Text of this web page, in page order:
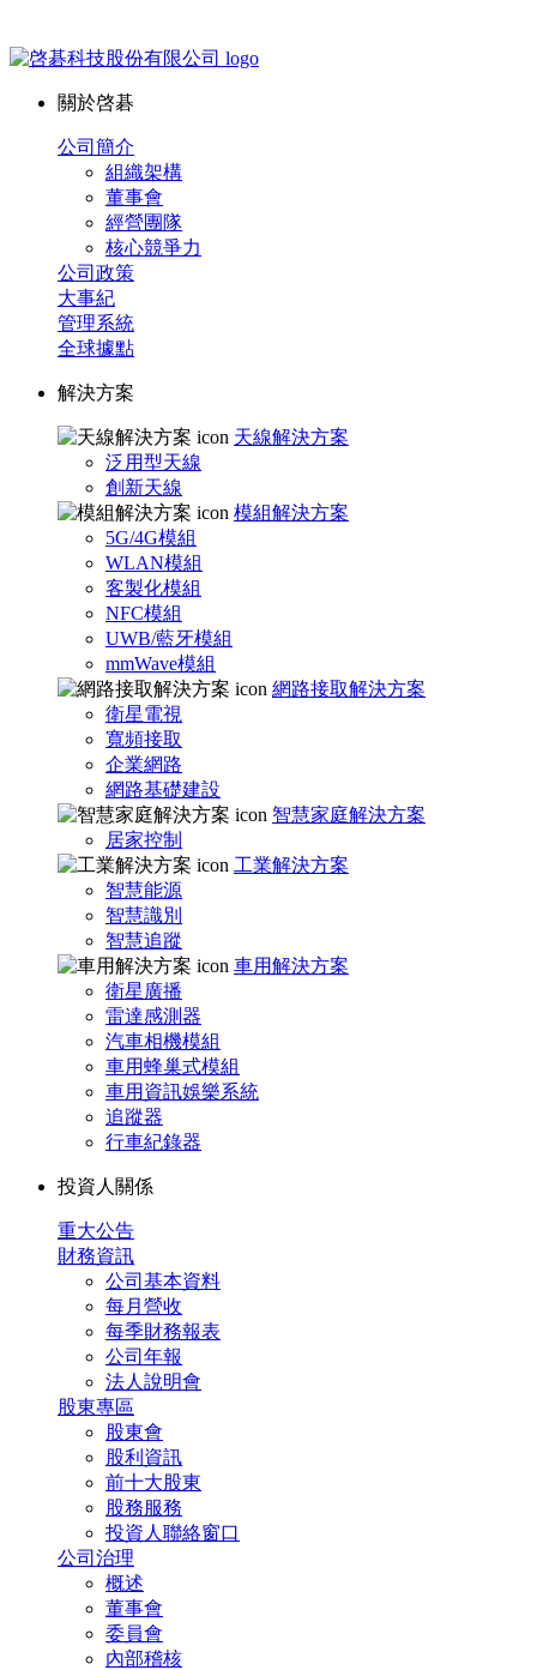
關於啓碁
公司簡介
組織架構
董事會
經營團隊
核心競爭力
公司政策
大事紀
管理系統
全球據點
解決方案
天線解決方案
泛用型天線
創新天線
模組解決方案
5G/4G模組
WLAN模組
客製化模組
NFC模組
UWB/藍牙模組
mmWave模組
網路接取解決方案
衛星電視
寬頻接取
企業網路
網路基礎建設
智慧家庭解決方案
居家控制
工業解決方案
智慧能源
智慧識別
智慧追蹤
車用解決方案
衛星廣播
雷達感測器
汽車相機模組
車用蜂巢式模組
車用資訊娛樂系統
追蹤器
行車紀錄器
投資人關係
重大公告
財務資訊
公司基本資料
每月營收
每季財務報表
公司年報
法人說明會
股東專區
股東會
股利資訊
前十大股東
股務服務
投資人聯絡窗口
公司治理
概述
董事會
委員會
內部稽核